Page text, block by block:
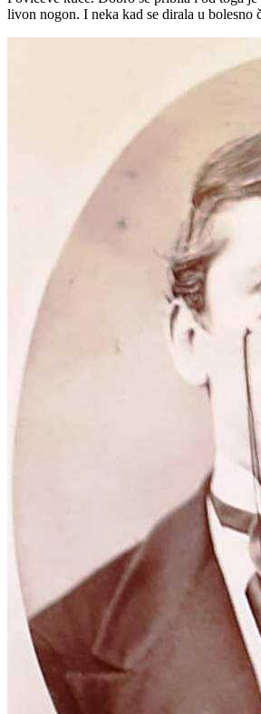
livon nogon. I neka kad se dirala u bolesno